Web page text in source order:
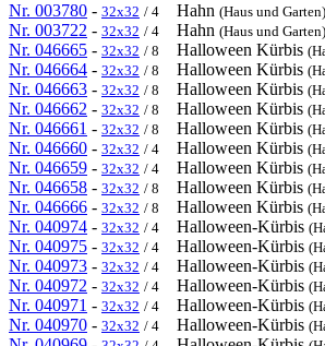
Nr. 003780 - 32x32 / 4 Hahn (Haus und Garten)
Nr. 003722 - 32x32 / 4 Hahn (Haus und Garten)
Nr. 046665 - 32x32 / 8 Halloween Kürbis
Nr. 046664 - 32x32 / 8 Halloween Kürbis
Nr. 046663 - 32x32 / 8 Halloween Kürbis
Nr. 046662 - 32x32 / 8 Halloween Kürbis
Nr. 046661 - 32x32 / 8 Halloween Kürbis
Nr. 046660 - 32x32 / 4 Halloween Kürbis
Nr. 046659 - 32x32 / 4 Halloween Kürbis
Nr. 046658 - 32x32 / 8 Halloween Kürbis
Nr. 046666 - 32x32 / 8 Halloween Kürbis
Nr. 040974 - 32x32 / 4 Halloween-Kürbis
Nr. 040975 - 32x32 / 4 Halloween-Kürbis
Nr. 040973 - 32x32 / 4 Halloween-Kürbis
Nr. 040972 - 32x32 / 4 Halloween-Kürbis
Nr. 040971 - 32x32 / 4 Halloween-Kürbis
Nr. 040970 - 32x32 / 4 Halloween-Kürbis